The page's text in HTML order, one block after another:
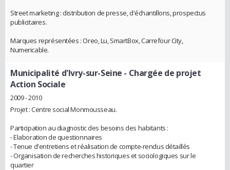
Street marketing : distribution de presse, d'échantillons, prospectus
publicitaires.
Marques représentées : Oreo, Lu, SmartBox, Carrefour City,
Numericable.
Municipalité d'Ivry-sur-Seine - Chargée de projet
Action Sociale
2009 - 2010
Projet : Centre social Monmousseau.
Participation au diagnostic des besoins des habitants :
- Elaboration de questionnaires
- Tenue d'entretiens et réalisation de compte-rendus détaillés
- Organisation de recherches historiques et sociologiques sur le
quartier